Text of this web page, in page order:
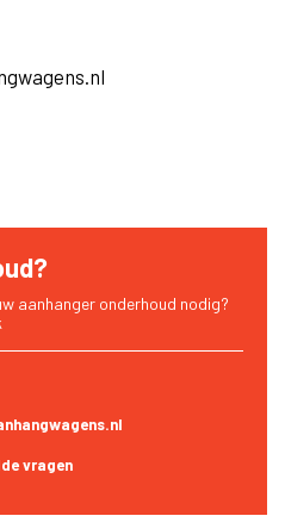
aanhanger onderhoud nodig?
vragen